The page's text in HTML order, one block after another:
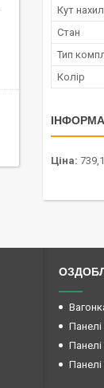
Кут
Стан
Тип
Колір
Ціна: